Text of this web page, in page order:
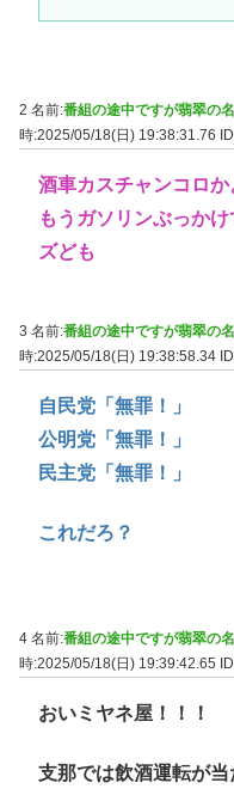
2 名前:番組の途中ですが翡翠の
時:2025/05/18(日) 19:38:31.76
酒車カスチャンコロか
もうガソリンぶっか
ズども
3 名前:番組の途中ですが翡翠の
時:2025/05/18(日) 19:38:58.34
自民党「無罪！」
公明党「無罪！」
民主党「無罪！」
これだろ？
4 名前:番組の途中ですが翡翠の
時:2025/05/18(日) 19:39:42.65
おいミヤネ屋！！！
支那では飲酒運転が